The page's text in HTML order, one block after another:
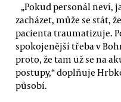
„Pokud personál neví,
zacházet, může se stát,
pacienta traumatizuje.
spokojenější třeba v
proto, že tam už se na
postupy,“ doplňuje
působí.